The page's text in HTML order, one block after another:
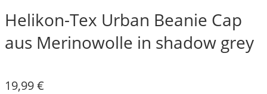
Helikon-Tex Urban Beanie Cap
aus Merinowolle in shadow grey
19,99€